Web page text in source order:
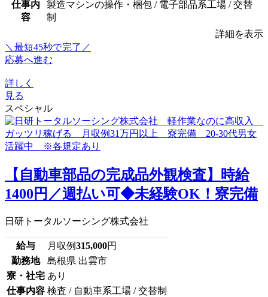
仕事内
容
製造マシンの操作・梱包 / 電子部品系工場 / 交替
制
詳細を表示
＼最短45秒で完了／
応募へ進む
詳しく
見る
スペシャル
【自動車部品の完成品外観検査】時給
1400円／週払い可◆未経験OK！寮完備
日研トータルソーシング株式会社
給与 月収例315,000円
勤務地
島根県 出雲市
寮・社宅 あり
仕事内容 検査 / 自動車系工場 / 交替制